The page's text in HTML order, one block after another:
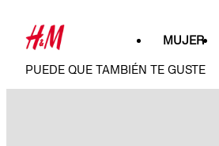
MUJER
PUEDE QUE TAMBIÉN TE GUSTE